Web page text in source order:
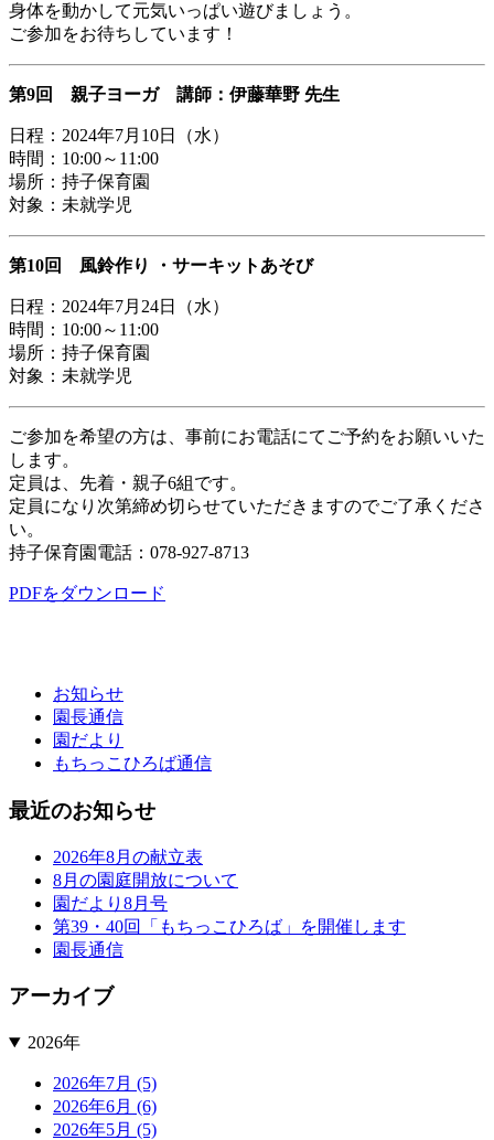
身体を動かして元気いっぱい遊びましょう。
ご参加をお待ちしています！
第9回 親子ヨーガ 講師：伊藤華野 先生
日程：2024年7月10日（水）
時間：10:00～11:00
場所：持子保育園
対象：未就学児
第10回 風鈴作り ・サーキットあそび
日程：2024年7月24日（水）
時間：10:00～11:00
場所：持子保育園
対象：未就学児
ご参加を希望の方は、事前にお電話にてご予約をお願いいた
します。
定員は、先着・親子6組です。
定員になり次第締め切らせていただきますのでご了承くださ
い。
持子保育園電話：078-927-8713
PDFをダウンロード
お知らせ
園長通信
園だより
もちっこひろば通信
最近のお知らせ
2026年8月の献立表
8月の園庭開放について
園だより8月号
第39・40回「もちっこひろば」を開催します
園長通信
アーカイブ
2026年
2026年7月 (5)
2026年6月 (6)
2026年5月 (5)